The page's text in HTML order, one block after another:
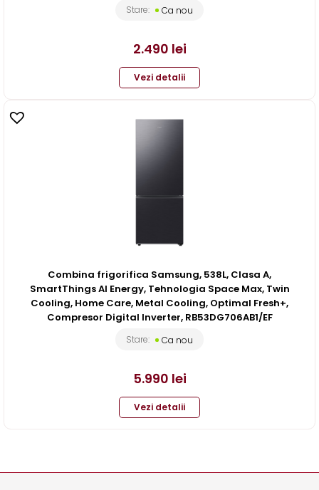
Stare: Ca nou
2.490 lei
Vezi detalii
Combina frigorifica Samsung, 538L, Clasa A,
SmartThings AI Energy, Tehnologia Space Max, Twin
Cooling, Home Care, Metal Cooling, Optimal Fresh+,
Compresor Digital Inverter, RB53DG706AB1/EF
Stare: Ca nou
5.990 lei
Vezi detalii